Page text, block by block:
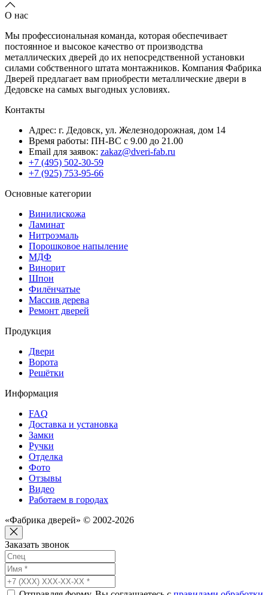
О нас
Мы профессиональная команда, которая обеспечивает
постоянное и высокое качество от производства
металлических дверей до их непосредственной установки
силами собственного штата монтажников. Компания Фабрика
Дверей предлагает вам приобрести металлические двери в
Дедовске на самых выгодных условиях.
Контакты
Адрес: г. Дедовск, ул. Железнодорожная, дом 14
Время работы: ПН-ВС с 9.00 до 21.00
Email для заявок: zakaz@dveri-fab.ru
+7 (495) 502-30-59
+7 (925) 753-95-66
Основные категории
Винилискожа
Ламинат
Нитроэмаль
Порошковое напыление
МДФ
Винорит
Шпон
Филёнчатые
Массив дерева
Ремонт дверей
Продукция
Двери
Ворота
Решётки
Информация
FAQ
Доставка и установка
Замки
Ручки
Отделка
Фото
Отзывы
Видео
Работаем в городах
«Фабрика дверей» © 2002-2026
Заказать звонок